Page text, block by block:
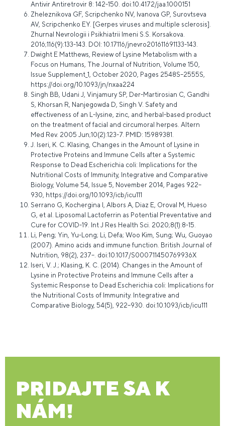
Antivir Antiretrovir 8: 142-150. doi:10.4172/jaa.1000151
Zheleznikova GF, Scripchenko NV, Ivanova GP, Surovtseva
AV, Scripchenko EY. [Gerpes viruses and multiple sclerosis].
Zhurnal Nevrologii i Psikhiatrii Imeni S.S. Korsakova.
2016;116(9):133-143. DOI: 10.17116/jnevro201611691133-143.
Dwight E Matthews, Review of Lysine Metabolism with a
Focus on Humans, The Journal of Nutrition, Volume 150,
Issue Supplement_1, October 2020, Pages 2548S–2555S,
https://doi.org/10.1093/jn/nxaa224
Singh BB, Udani J, Vinjamury SP, Der-Martirosian C, Gandhi
S, Khorsan R, Nanjegowda D, Singh V. Safety and
effectiveness of an L-lysine, zinc, and herbal-based product
on the treatment of facial and circumoral herpes. Altern
Med Rev. 2005 Jun;10(2):123-7. PMID: 15989381.
J. Iseri, K. C. Klasing, Changes in the Amount of Lysine in
Protective Proteins and Immune Cells after a Systemic
Response to Dead Escherichia coli: Implications for the
Nutritional Costs of Immunity, Integrative and Comparative
Biology, Volume 54, Issue 5, November 2014, Pages 922–
930, https://doi.org/10.1093/icb/icu111
Serrano G, Kochergina I, Albors A, Diaz E, Oroval M, Hueso
G, et al. Liposomal Lactoferrin as Potential Preventative and
Cure for COVID-19. Int J Res Health Sci. 2020;8(1):8-15.
Li, Peng; Yin, Yu-Long; Li, Defa; Woo Kim, Sung; Wu, Guoyao
(2007). Amino acids and immune function. British Journal of
Nutrition, 98(2), 237–. doi:10.1017/S000711450769936X
Iseri, V. J.; Klasing, K. C. (2014). Changes in the Amount of
Lysine in Protective Proteins and Immune Cells after a
Systemic Response to Dead Escherichia coli: Implications for
the Nutritional Costs of Immunity. Integrative and
Comparative Biology, 54(5), 922–930. doi:10.1093/icb/icu111
PRIDAJTE SA K
NÁM!